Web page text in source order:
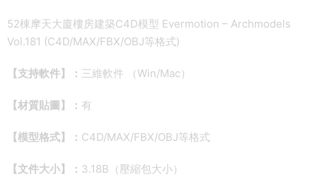
52棟摩天大廈樓房建築C4D模型 Evermotion – Archmodels
Vol.181 (C4D/MAX/FBX/OBJ等格式)
【支持軟件】： 三維軟件 （Win/Mac）
【材質貼圖】： 有
【模型格式】： C4D/MAX/FBX/OBJ等格式
【文件大小】： 3.18B（壓縮包大小）